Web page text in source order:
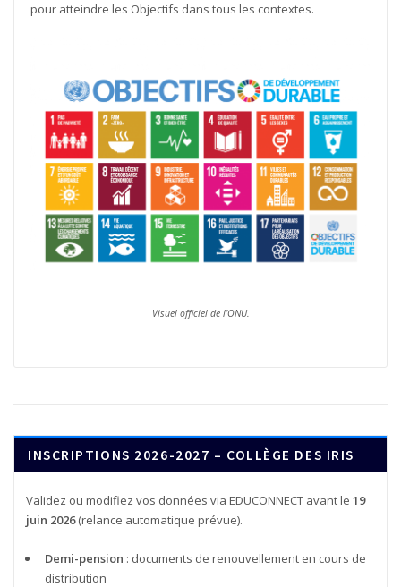
pour atteindre les Objectifs dans tous les contextes.
Visuel officiel de l’ONU.
INSCRIPTIONS 2026-2027 – COLLÈGE DES IRIS
Validez ou modifiez vos données via EDUCONNECT avant le 19
juin 2026(relance automatique prévue).
Demi-pension : documents de renouvellement en cours de
distribution